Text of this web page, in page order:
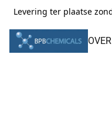
Levering ter plaatse